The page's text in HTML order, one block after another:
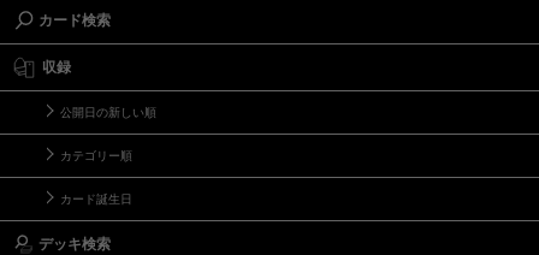
カード検索
収録
公開日の新しい順
カテゴリー順
カード誕生日
デッキ検索